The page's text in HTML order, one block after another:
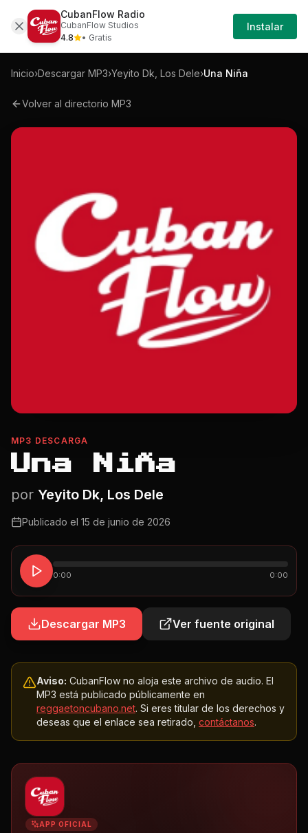
Mp3 Yeyito-dk-los-dele-una-nina-mp3
Iniciar
Sesión
Inicio›Descargar MP3›Yeyito Dk, Los Dele›Una Niña
Volver al directorio MP3
MP3 DESCARGA
Una Niña
por Yeyito Dk, Los Dele
Publicado el 15 de junio de 2026
0:00 0:00
Descargar MP3 Ver fuente original
Aviso: CubanFlow no aloja este archivo de audio. El
MP3 está publicado públicamente en
reggaetoncubano.net. Si eres titular de los derechos y
deseas que el enlace sea retirado, contáctanos.
APP OFICIAL
CubanFlow Radio
CubanFlow Studios
4.8
• Gratis
Instalar